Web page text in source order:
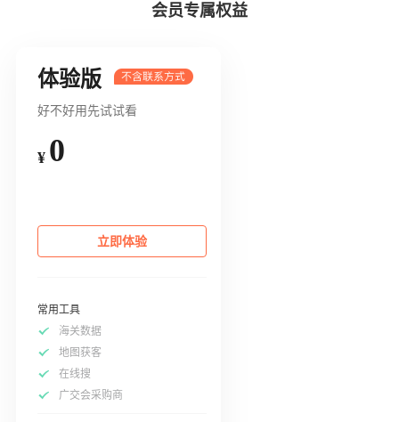
会员专属权益
体验版
好不好用先试试看
¥ 0
立即体验
常用工具
海关数据
地图获客
在线搜
广交会采购商